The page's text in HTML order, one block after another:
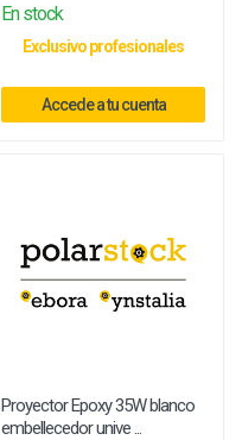
En stock
Exclusivo profesionales
Accede a tu cuenta
Proyector Epoxy 35W blanco
embellecedor unive ...